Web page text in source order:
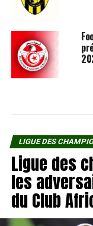
LIGUE DES
Ligue des
les
du Club